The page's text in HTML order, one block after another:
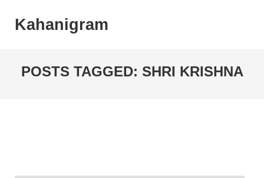
Kahanigram
POSTS TAGGED: SHRI KRISHNA